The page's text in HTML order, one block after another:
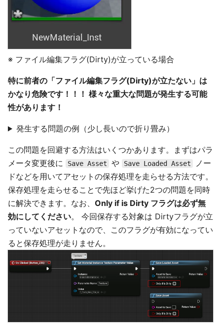
※ ファイル編集フラグ(Dirty)が立っている場合
特に前者の「ファイル編集フラグ(Dirty)が立たない」は
かなり危険です！！！ 様々な重大な問題が発生する可能
性があります！
発生する問題の例（少し長いので折り畳み）
この問題を回避する方法はいくつかあります。まずはパラ
メータ変更後に
Save Asset や Save Loaded Asset
ノー
ドなどを用いてアセットの保存処理を走らせる方法です。
保存処理を走らせることで先ほど挙げた2つの問題を同時
に解決できます。なお、 Only if is Dirty フラグは必ず無
効にしてください。 今回保存する対象は Dirtyフラグが立
っていないアセットなので、このフラグが有効になってい
ると保存処理が走りません。